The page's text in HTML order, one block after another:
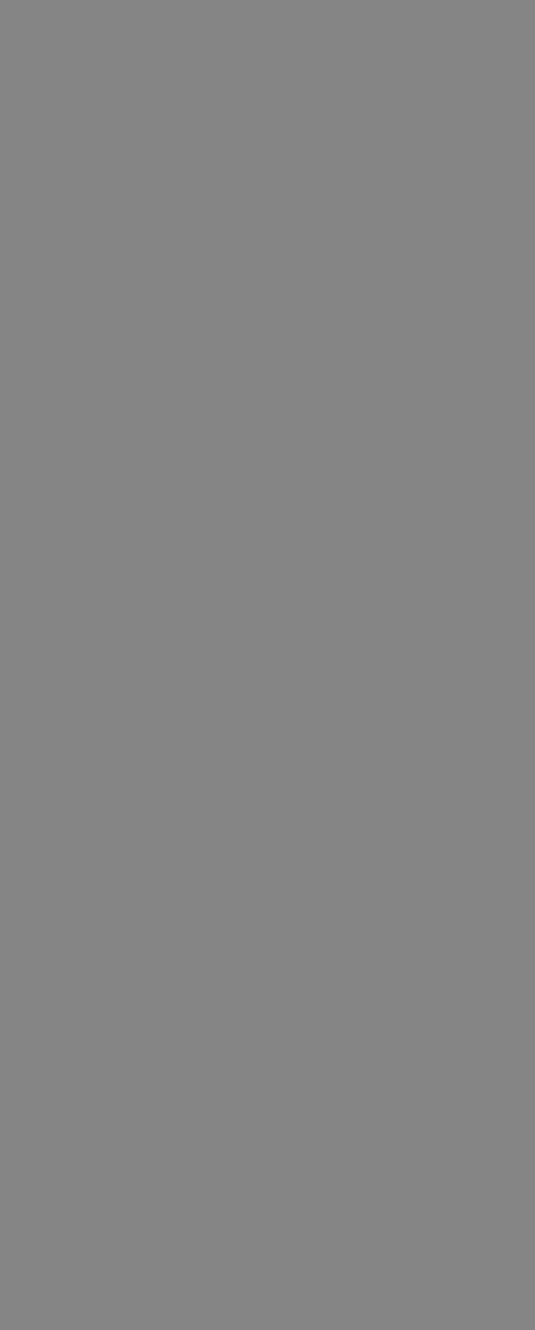
Nội đi Sapa
điện thoại luôn luôn trong tình trạng có
phải có mặt trước giờ xe xuất bến từ 30 –
viên phòng vé, nhân viên sẽ hỗ trợ xuất
biết trước được bạn sẽ đi xe biển số
hệ gần giờ đi để nắm rõ hơn.
Chưa hỗ trợ trung chuyển tận nơi tại
thể liên hệ về tổng đài 1900888684 để
khách hàng, luôn cam kết khởi hành đúng
mình để tài xế liên hệ, giờ đón chỉ là giờ
huống không mong muốn, bạn nên chuẩn
Sapa từ Hà Nội
đáp các thắc mắc của khách hàng.
nghi, sang trọng, có wifi, khăn lạnh, nước